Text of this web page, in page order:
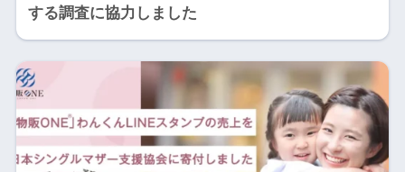
する調査に協力しました